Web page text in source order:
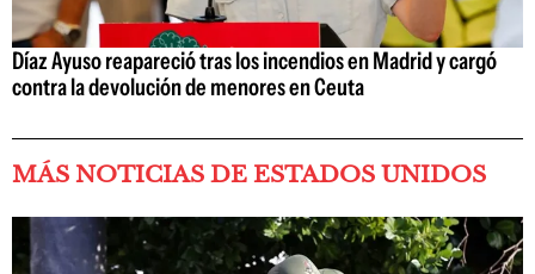
Díaz Ayuso reapareció tras los incendios en Madrid y cargó
contra la devolución de menores en Ceuta
MÁS NOTICIAS DE ESTADOS UNIDOS